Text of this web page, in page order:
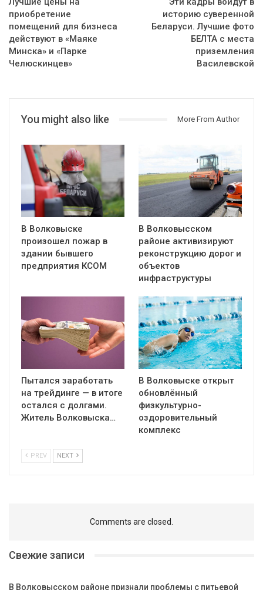
приобретение
помещений для бизнеса
действуют в «Маяке
Минска» и «Парке
Челюскинцев»
историю суверенной
Беларуси. Лучшие фото
БЕЛТА с места
приземления
Василевской
You might also like More From Author
В Волковыске
произошел пожар в
здании бывшего
предприятия КСОМ
В Волковысском
районе активизируют
реконструкцию дорог и
объектов
инфраструктуры
Пытался заработать
на трейдинге — в итоге
остался с долгами.
Житель Волковыска…
В Волковыске открыт
обновлённый
физкультурно-
оздоровительный
комплекс
PREV NEXT
Comments are closed.
Свежие записи
В Волковысском районе признали проблемы с питьевой